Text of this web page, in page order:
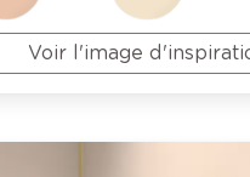
Voir l'image